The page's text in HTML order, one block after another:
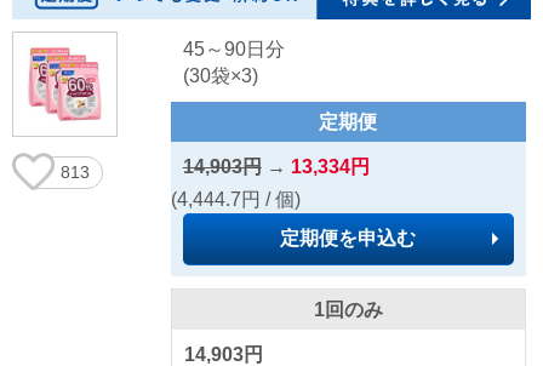
813
45～90日分
(30袋×3)
定期便
14,903円→ 13,334円
(4,444.7円 / 個)
定期便を申込む
1回のみ
14,903円